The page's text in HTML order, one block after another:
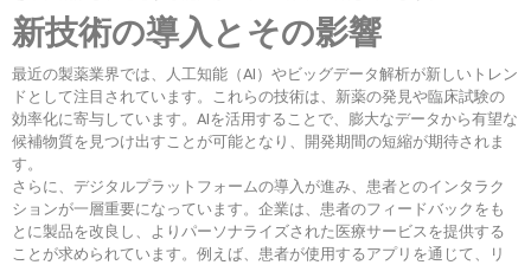
新技術の導入とその影響
最近の製薬業界では、人工知能（AI）やビッグデータ解析が新しいトレン
ドとして注目されています。これらの技術は、新薬の発見や臨床試験の
効率化に寄与しています。AIを活用することで、膨大なデータから有望な
候補物質を見つけ出すことが可能となり、開発期間の短縮が期待されま
す。
さらに、デジタルプラットフォームの導入が進み、患者とのインタラク
ションが一層重要になっています。企業は、患者のフィードバックをも
とに製品を改良し、よりパーソナライズされた医療サービスを提供する
ことが求められています。例えば、患者が使用するアプリを通じて、リ